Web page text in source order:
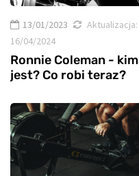
13/01/2023
Aktualizacja:
16/04/2024
Ronnie Coleman - kim
jest? Co robi teraz?